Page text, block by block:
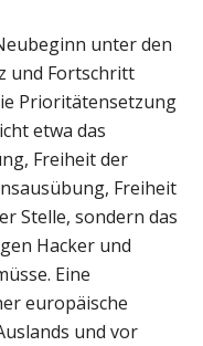
unter den
und Fortschritt
Prioritätensetzung
etwa das
Freiheit der
Freiheit
Stelle, sondern das
Hacker und
Eine
europäische
und vor